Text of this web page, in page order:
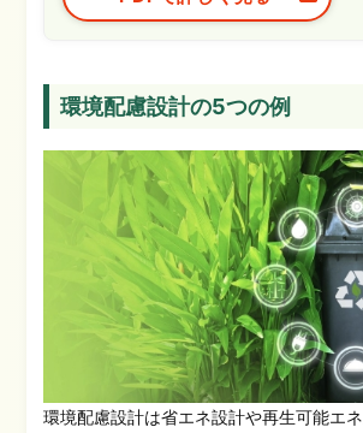
環境配慮設計の5つの例
環境配慮設計は省エネ設計や再生可能エ